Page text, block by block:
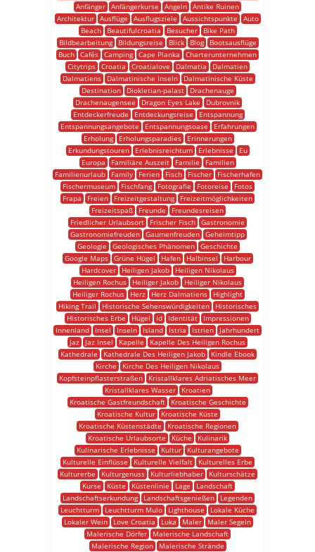
Anfänger Anfängerkurse Angeln Antike Ruinen
Architektur
Ausflüge Ausflugsziele Aussichtspunkte
Auto
Beach
Beautifulcroatia Besucher
Bike Path
Bildbearbeitung
Bildungsreise Blick Blog
Bootsausflüge
Buch Cafés Camping Cape Planka
Charterunternehmen
Citytrips Croatia Croatialove Dalmatia
Dalmatien
Dalmatiens
Dalmatinische Inseln
Dalmatinische Küste
Destination
Diokletian-palast
Drachenauge
Drachenaugensee
Dragon Eyes Lake
Dubrovnik
Entdeckerfreude
Entdeckungsreise
Entspannung
Entspannungsangebote
Entspannungsoase
Erfahrungen
Erholung
Erholungsparadies
Erinnerungen
Erkundungstouren
Erlebnisreichtum Erlebnisse
Eu
Europa
Familiäre Auszeit Familie
Familien
Familienurlaub
Family Ferien Fisch Fischer
Fischerhafen
Fischermuseum
Fischfang Fotografie Fotoreise
Fotos
Frapa
Freien Freizeitgestaltung
Freizeitmöglichkeiten
Freizeitspaß
Freunde
Freundesreisen
Friedlicher Urlaubsort
Frischer Fisch Gastronomie
Gastronomiefreuden Gaumenfreuden Geheimtipp
Geologie
Geologisches Phänomen Geschichte
Google Maps
Grüne Hügel Hafen Halbinsel
Harbour
Hardcover
Heiligen Jakob
Heiligen Nikolaus
Heiligen Rochus
Heiliger Jakob
Heiliger Nikolaus
Heiliger Rochus
Herz Herz Dalmatiens
Highlight
Hiking Trail
Historische Sehenswürdigkeiten
Historisches
Historisches Erbe
Hügel Id Identität
Impressionen
Innenland
Insel Inseln Island Istria Istrien
Jahrhundert
Jaz
Jaz Insel Kapelle
Kapelle Des Heiligen Rochus
Kathedrale
Kathedrale Des Heiligen Jakob
Kindle Ebook
Kirche
Kirche Des Heiligen Nikolaus
Kopfsteinpflasterstraßen
Kristallklares Adriatisches Meer
Kristallklares Wasser
Kroatien
Kroatische Gastfreundschaft
Kroatische Geschichte
Kroatische Kultur
Kroatische Küste
Kroatische Küstenstädte
Kroatische Regionen
Kroatische Urlaubsorte
Küche
Kulinarik
Kulinarische Erlebnisse
Kultur
Kulturangebote
Kulturelle Einflüsse
Kulturelle Vielfalt
Kulturelles Erbe
Kulturerbe
Kulturgenuss Kulturliebhaber
Kulturschätze
Kurse
Küste Küstenlinie Lage
Landschaft
Landschaftserkundung
Landschaftsgenießen
Legenden
Leuchtturm
Leuchtturm Mulo Lighthouse
Lokale Küche
Lokaler Wein
Love Croatia Luka Maler
Maler Segeln
Malerische Dörfer
Malerische Landschaft
Malerische Region
Malerische Strände